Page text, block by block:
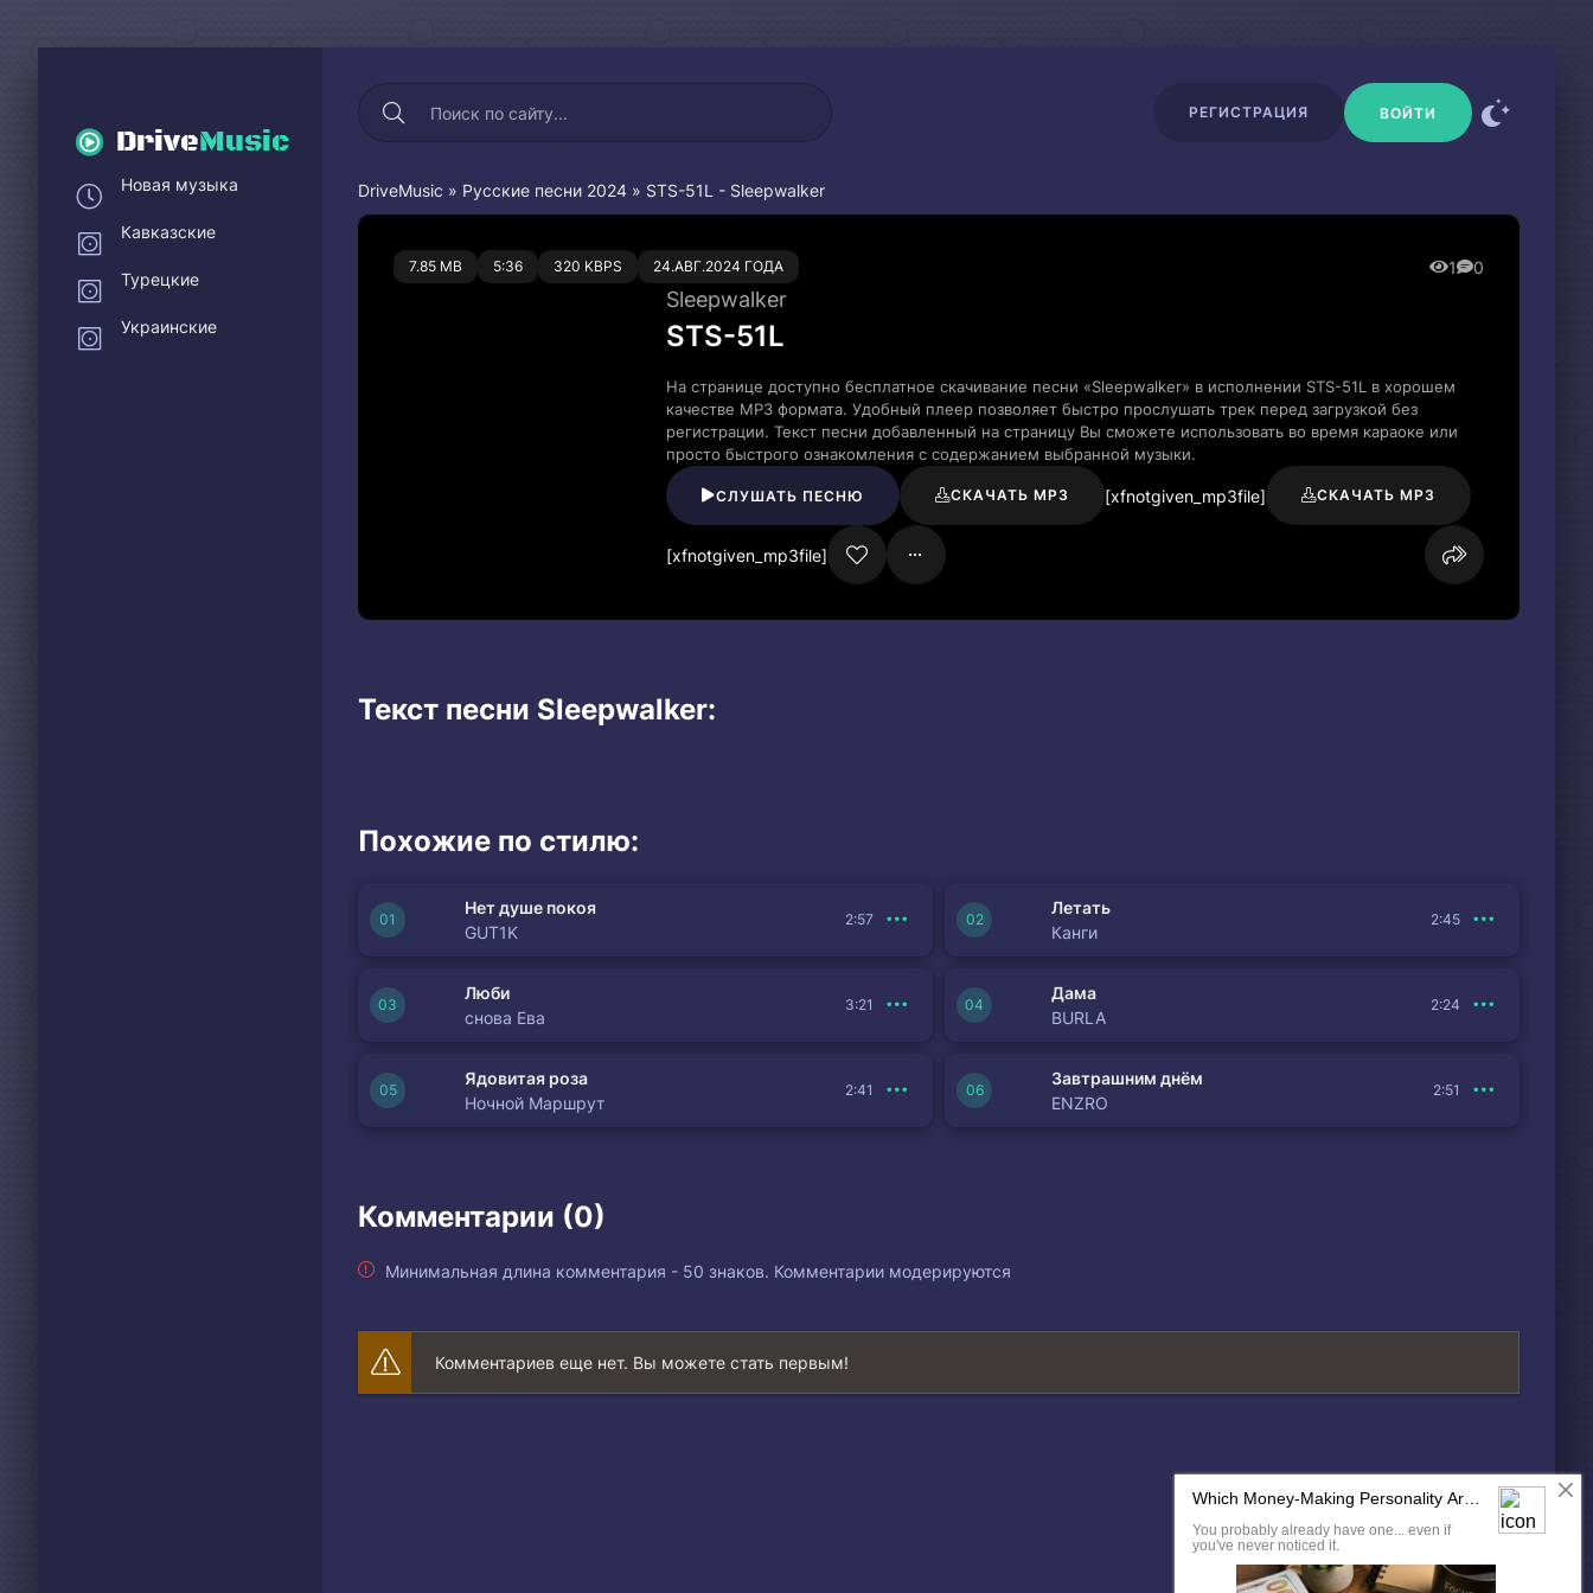
DriveMusic
РЕГИСТРАЦИЯ ВОЙТИ
DriveMusic » Русские песни 2024 » STS-51L - Sleepwalker
7.85 MB 5:36 320 KBPS 24.АВГ.2024 ГОДА 1 0
0 0
Sleepwalker
STS-51L
На странице доступно бесплатное скачивание песни «Sleepwalker» в исполнении STS-51L в хорошем
качестве MP3 формата. Удобный плеер позволяет быстро прослушать трек перед загрузкой без
регистрации. Текст песни добавленный на страницу Вы сможете использовать во время караоке или
просто быстрого ознакомления с содержанием выбранной музыки.
СЛУШАТЬ ПЕСНЮ СКАЧАТЬ MP3 [xfnotgiven_mp3file] СКАЧАТЬ MP3
[xfnotgiven_mp3file]
Текст песни Sleepwalker:
Похожие по стилю:
Нет душе покоя
GUT1K
2:57
Летать
Канги
2:45
Люби
снова Ева
3:21
Дама
BURLA
2:24
Ядовитая роза
Ночной Маршрут
2:41
Завтрашним днём
ENZRO
2:51
Комментарии (0)
Минимальная длина комментария - 50 знаков. Комментарии модерируются
Комментариев еще нет. Вы можете стать первым!
Новая музыка
Кавказские
Турецкие
Украинские